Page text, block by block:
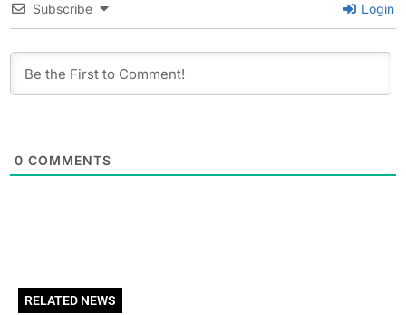
Subscribe Login
0 COMMENTS
RELATED NEWS